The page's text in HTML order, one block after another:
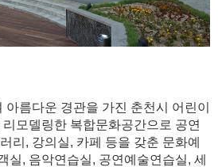
름다운 경관을 가진 춘천시 어린이
모델링한 복합문화공간으로 공연
리, 강의실, 카페 등을 갖춘 문화예
실, 음악연습실, 공연예술연습실, 세